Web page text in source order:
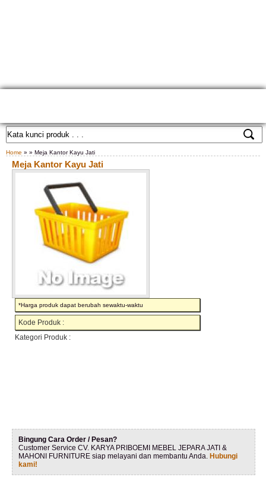
Home » » Meja Kantor Kayu Jati
Meja Kantor Kayu Jati
*Harga produk dapat berubah sewaktu-waktu
Kode Produk :
Kategori Produk :
Bingung Cara Order / Pesan?
Customer Service CV. KARYA PRIBOEMI MEBEL JEPARA JATI &
MAHONI FURNITURE siap melayani dan membantu Anda. Hubungi
kami!